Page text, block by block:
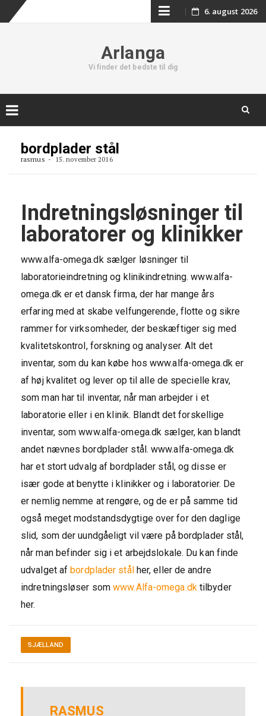
Skip
content
6. august 2026
Arlanga
Vi finder det bedste til dig
content
bordplader stål
rasmus 15. november 2016
Indretningsløsninger til
laboratorer og klinikker
www.alfa-omega.dk sælger løsninger til
laboratorieindretning og klinikindretning. www.alfa-
omega.dk er et dansk firma, der har mange års
erfaring med at skabe velfungerende, flotte og sikre
rammer for virksomheder, der beskæftiger sig med
kvalitetskontrol, forskning og analyser. Alt det
inventar, som du kan købe hos www.alfa-omega.dk er
af høj kvalitet og lever op til alle de specielle krav,
som man har til inventar, når man arbejder i et
laboratorie eller i en klinik. Blandt det forskellige
inventar, som www.alfa-omega.dk sælger, kan blandt
andet nævnes bordplader stål. www.alfa-omega.dk
har et stort udvalg af bordplader stål, og disse er
især gode at benytte i klinikker og i laboratorier. De
er nemlig nemme at rengøre, og de er på samme tid
også meget modstandsdygtige over for den daglige
slid, som der uundgåeligt vil være på bordplader stål,
når man befinder sig i et arbejdslokale. Du kan finde
udvalget afbordplader stålher, eller de andre
indretningsløser somwww.Alfa-omega.dktilbyder
her.
SJÆLLAND
RASMUS